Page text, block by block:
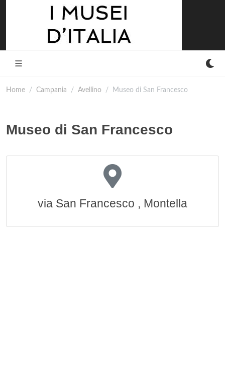
Home Campania Avellino Museo di San Francesco
Museo di San Francesco
via San Francesco , Montella